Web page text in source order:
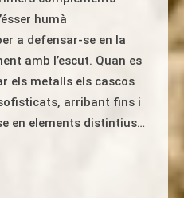
humà
a defensar-se en la
amb l’escut. Quan es
els metalls els cascos
arribant fins i
en elements distintius…